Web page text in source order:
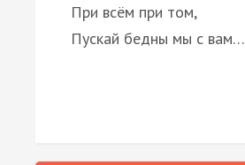
При всём при том,
Пускай бедны мы с вам…